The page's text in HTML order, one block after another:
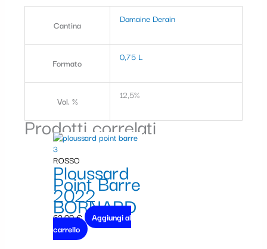
Cantina Domaine Derain
Formato 0,75 L
Vol. % 12,5%
Prodotti correlati
ROSSO
Ploussard
Point Barre
2022
BORNARD
62,00€
Aggiungi al
carrello